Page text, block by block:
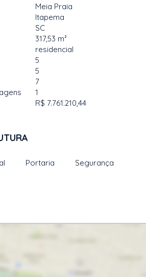
Meia Praia
Itapema
SC
317,53 m²
residencial
5
5
7
1
R$ 7.761.210,44
Portaria Segurança